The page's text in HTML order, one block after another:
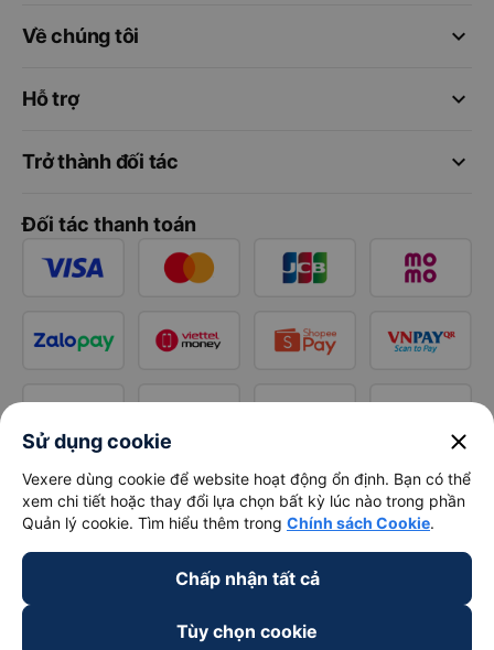
keyboard_arrow_down
Về chúng tôi
keyboard_arrow_down
Hỗ trợ
keyboard_arrow_down
Trở thành đối tác
Đối tác thanh toán
Sử dụng cookie close
Vexere dùng cookie để website hoạt động ổn định. Bạn có thể
xem chi tiết hoặc thay đổi lựa chọn bất kỳ lúc nào trong phần
Quản lý cookie. Tìm hiểu thêm trong Chính sách Cookie.
Chấp nhận tất cả
Tùy chọn cookie